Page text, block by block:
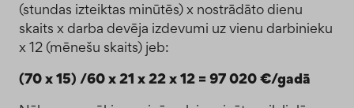
(stundas izteiktas minūtēs) x nostrādāto dienu
skaits x darba devēja izdevumi uz vienu darbinieku
x 12 (mēnešu skaits) jeb:
(70 x 15) /60 x 21 x 22 x 12 = 97 020 €/gadā